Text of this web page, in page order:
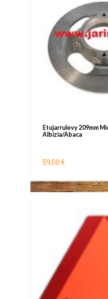
Etujarrulevy 209mm
Albizia/Abaca
59,00 €